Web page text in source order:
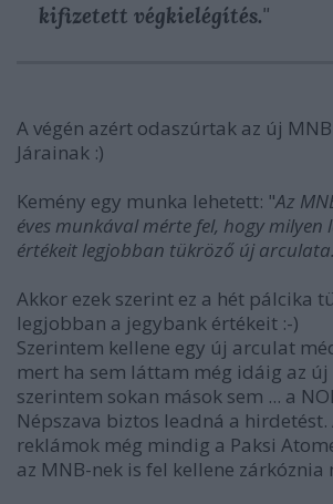
kifizetett végkielégítés."
A végén azért odaszúrtak az új
Járainak :)
Kemény egy munka lehetett: "Az
éves munkával mérte fel, hogy milyen
értékeit legjobban tükröző új arculata.
Akkor ezek szerint ez a hét pálcika
legjobban a jegybank értékeit :-)
Szerintem kellene egy új arculat
mert ha sem láttam még idáig az
szerintem sokan mások sem ... a
Népszava biztos leadná a
reklámok még mindig a Paksi
az MNB-nek is fel kellene zárkóznia